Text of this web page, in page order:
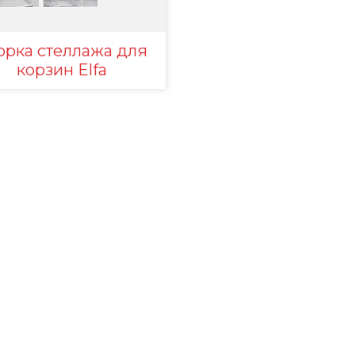
стеллажа для
корзин Elfa